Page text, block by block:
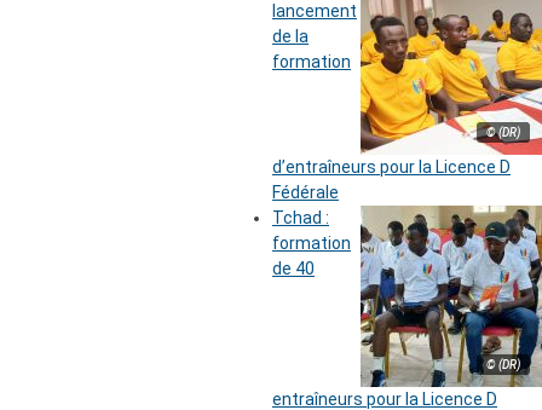
© (DR)
lancement
de la
formation
d’entraîneurs pour la Licence D
Fédérale
© (DR)
Tchad :
formation
de 40
entraîneurs pour la Licence D